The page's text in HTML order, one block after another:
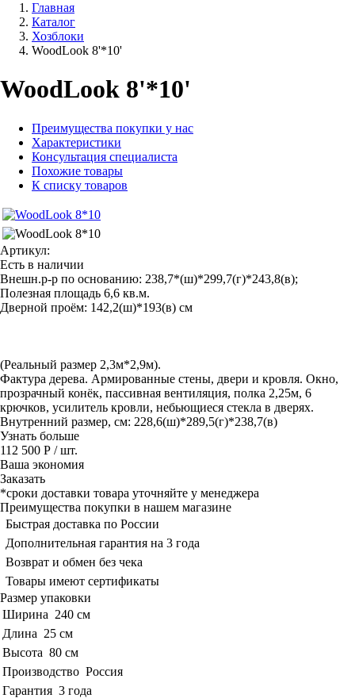
Главная
Каталог
Хозблоки
WoodLook 8'*10'
WoodLook 8'*10'
Преимущества покупки у нас
Характеристики
Консультация специалиста
Похожие товары
К списку товаров
Артикул:
Есть в наличии
Внешн.р-р по основанию: 238,7*(ш)*299,7(г)*243,8(в);
Полезная площадь 6,6 кв.м.
Дверной проём: 142,2(ш)*193(в) см
(Реальный размер 2,3м*2,9м).
Фактура дерева. Армированные стены, двери и кровля. Окно,
прозрачный конёк, пассивная вентиляция, полка 2,25м, 6
крючков, усилитель кровли, небьющиеся стекла в дверях.
Внутренний размер, см: 228,6(ш)*289,5(г)*238,7(в)
Узнать больше
112 500 Р / шт.
Ваша экономия
Заказать
*сроки доставки товара уточняйте у менеджера
Преимущества покупки в нашем магазине
Быстрая доставка по России
Дополнительная гарантия на 3 года
Возврат и обмен без чека
Товары имеют сертификаты
Размер упаковки
Ширина 240 см
Длина 25 см
Высота 80 см
Производство Россия
Гарантия 3 года